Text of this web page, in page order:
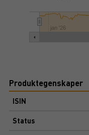
jan '26
Produktegenskaper
ISIN
Status